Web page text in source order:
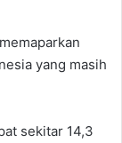
yang masih
sekitar 14,3